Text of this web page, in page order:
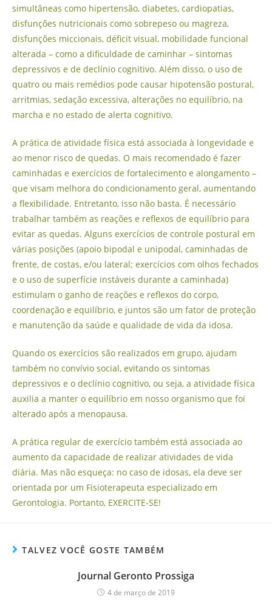
simultâneas como hipertensão, diabetes, cardiopatias,
disfunções nutricionais como sobrepeso ou magreza,
disfunções miccionais, déficit visual, mobilidade funcional
alterada – como a dificuldade de caminhar – sintomas
depressivos e de declínio cognitivo. Além disso, o uso de
quatro ou mais remédios pode causar hipotensão postural,
arritmias, sedação excessiva, alterações no equilíbrio, na
marcha e no estado de alerta cognitivo.
A prática de atividade física está associada à longevidade e
ao menor risco de quedas. O mais recomendado é fazer
caminhadas e exercícios de fortalecimento e alongamento –
que visam melhora do condicionamento geral, aumentando
a flexibilidade. Entretanto, isso não basta. É necessário
trabalhar também as reações e reflexos de equilíbrio para
evitar as quedas. Alguns exercícios de controle postural em
várias posições (apoio bipodal e unipodal, caminhadas de
frente, de costas, e/ou lateral; exercícios com olhos fechados
e o uso de superfície instáveis durante a caminhada)
estimulam o ganho de reações e reflexos do corpo,
coordenação e equilíbrio, e juntos são um fator de proteção
e manutenção da saúde e qualidade de vida da idosa.
Quando os exercícios são realizados em grupo, ajudam
também no convívio social, evitando os sintomas
depressivos e o declínio cognitivo, ou seja, a atividade física
auxilia a manter o equilíbrio em nosso organismo que foi
alterado após a menopausa.
A prática regular de exercício também está associada ao
aumento da capacidade de realizar atividades de vida
diária. Mas não esqueça: no caso de idosas, ela deve ser
orientada por um Fisioterapeuta especializado em
Gerontologia. Portanto, EXERCITE-SE!
TALVEZ VOCÊ GOSTE TAMBÉM
Journal Geronto Prossiga
4 de março de 2019